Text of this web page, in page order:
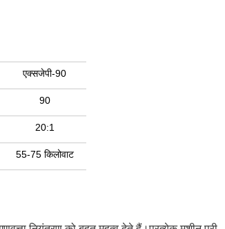
एक्सजेपी-90
90
20:1
55-75 किलोवाट